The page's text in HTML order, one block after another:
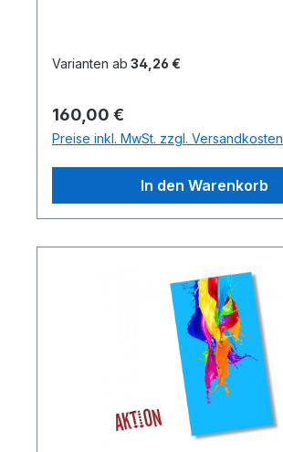
Varianten ab 34,26 €
Regulärer Preis:
160,00 €
Preise inkl. MwSt. zzgl. Versandkosten
In den Warenkorb